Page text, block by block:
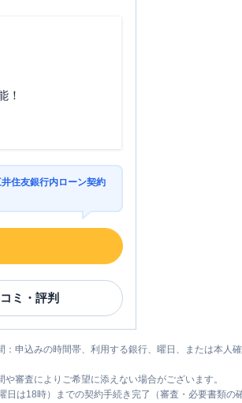
！
住友銀行内ローン契約
ミ・評判
：申込みの時間帯、利用する銀行、曜日、または本人
審査によりご希望に添えない場合がございます。
日は18時）までの契約手続き完了（審査・必要書類